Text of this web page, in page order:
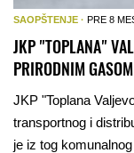
SAOPŠTENJE · PRE 8
JKP "TOPLANA"
PRIRODNIM
JKP "Toplana
transportnog i
je iz tog